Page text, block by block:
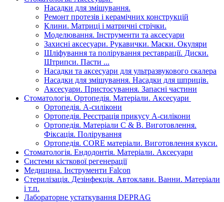
Насадки для змішування.
Ремонт протезів і керамічних конструкцій
Клини. Матриці і матричні стрічки.
Моделювання. Інструменти та аксесуари
Захисні аксесуари. Рукавички. Маски. Окуляри
Шліфування та полірування реставрації. Диски.
Штрипси. Пасти ...
Насадки та аксесуари для ультразвукового скалера
Насадки для змішування. Насадки для шприців.
Аксесуари. Пристосування. Запасні частини
Стоматологія. Ортопедія. Матеріали. Аксесуари
Ортопедія. А-силікони
Ортопедія. Реєстрація прикусу А-силікони
Ортопедія. Матеріали C & B. Виготовлення.
Фіксація. Полірування
Ортопедія. CORE матеріали. Виготовлення кукси.
Стоматологія. Ендодонтія. Матеріали. Аксесуари
Системи кісткової регенерації
Медицина. Інструменти Falcon
Стерилізація. Дезінфекція. Автоклави. Ванни. Матеріали
і т.п.
Лабораторне устаткування DEPRAG